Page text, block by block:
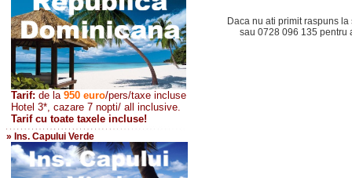
Tarif: de la 950 euro/pers/taxe incluse
Hotel 3*, cazare 7 nopti/ all inclusive.
Tarif cu toate taxele incluse!
» Ins. Capului Verde
Daca nu ati primit raspuns
sau 0728 096 135 pentru